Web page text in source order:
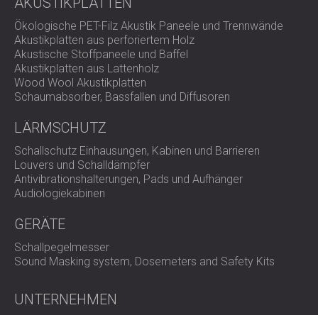
SCHAUMABSORBER, BASSFALLEN UND
DIFFUSOREN
AKUSTIKPLATTEN UND
SCHALLABSORBIERENDE PLATTEN
BLOG
FORSCHUNG UND ENTWICKLUNG
NEWS
VIDEO
REFERENZEN
MITGLIEDSCHAFTEN
ANWENDUNGEN
SCHALLSCHUTZ UND AKUSTIK FÜR
WOHNGEBÄUDE
SCHALLSCHUTZ UND AKUSTIK FÜR
INDUSTRIEGEBÄUDE
BÜROS
SCHALLDÄMMUNG UND AKUSTIK VON
MASCHINEN UND ANLAGEN
SCHALLSCHUTZ UND AKUSTIK FÜR
PROFESSIONELLE STUDIOS
SCHALLSCHUTZ UND AKUSTIK FÜR
LABORE UND PRÜFEINRICHTUNGEN
SCHALLSCHUTZ UND AKUSTIK FÜR
SCHALLSCHUTZ UND
SERVICES
AKUSTIK BERATUNG
AKUSTISCHE SIMULATION
MESSUNGEN
BAUÜBERWACHUNG
BAUAUSFÜHRUNG
PROJEKTE
KONTAKTE
DOWNLOADBEREICH
ÖSTERREICH (AT)
БЪЛГАРИЯ (BG)
GREAT BRITAIN (GB)
SRBIJA (RS)
SUCHE
Ökologische PET-Filz Akustik Paneele und Trennwände
Akustikplatten aus perforiertem Holz
Akustische Stoffpaneele und Baffel
Akustikplatten aus Lattenholz
Wood Wool Akustikplatten
Schaumabsorber, Bassfallen und Diffusoren
LÄRMSCHUTZ
Schallschutz Einhausungen, Kabinen und Barrieren
Louvers und Schalldämpfer
Antivibrationshalterungen, Pads und Aufhänger
Audiologiekabinen
GERÄTE
Schallpegelmesser
Sound Masking system, Dosemeters and Safety Kits
UNTERNEHMEN